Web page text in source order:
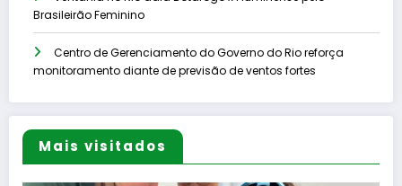
Brasileirão Feminino
Centro de Gerenciamento do Governo do Rio reforça
monitoramento diante de previsão de ventos fortes
Mais visitados